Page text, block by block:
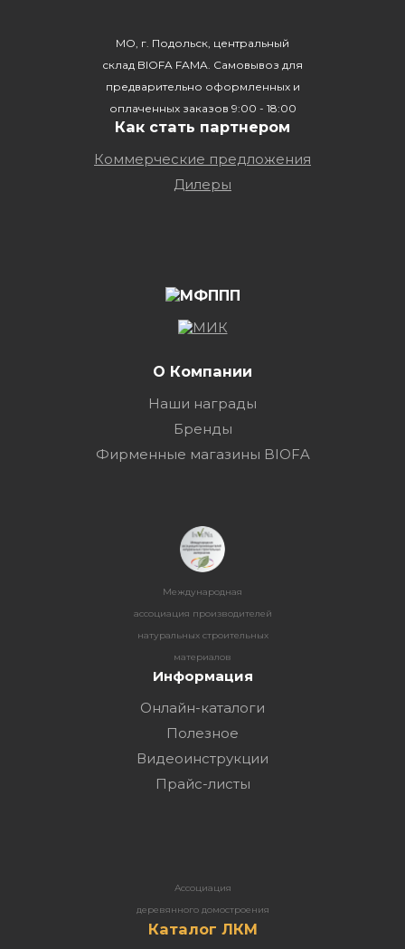
МО, г. Подольск, центральный
склад BIOFA FAMA. Самовывоз для
предварительно оформленных и
оплаченных заказов 9:00 - 18:00
Как стать партнером
Коммерческие предложения
Дилеры
О Компании
Наши награды
Бренды
Фирменные магазины BIOFA
Международная
ассоциация производителей
натуральных строительных
материалов
Информация
Онлайн-каталоги
Полезное
Видеоинструкции
Прайс-листы
Ассоциация
деревянного домостроения
Каталог ЛКМ